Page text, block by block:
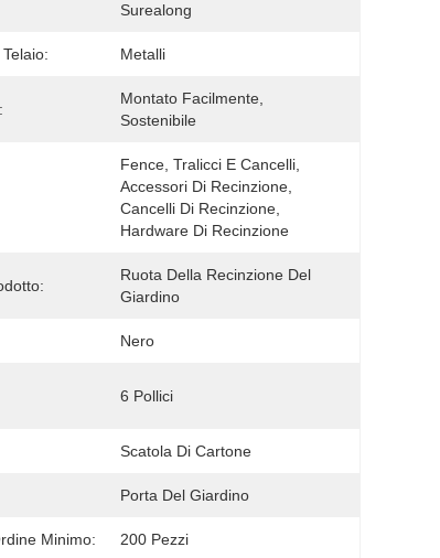
Surealong
Metalli
Montato Facilmente,
Sostenibile
Fence, Tralicci E Cancelli,
Accessori Di Recinzione,
Cancelli Di Recinzione,
Hardware Di Recinzione
Ruota Della Recinzione Del
Giardino
Nero
6 Pollici
Scatola Di Cartone
Porta Del Giardino
Minimo: 200 Pezzi